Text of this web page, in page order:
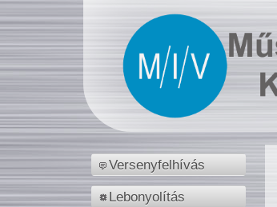
Versenyfelhívás
Lebonyolítás